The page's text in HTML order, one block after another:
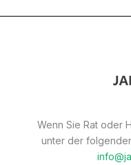
Wenn Sie Rat oder
unter der